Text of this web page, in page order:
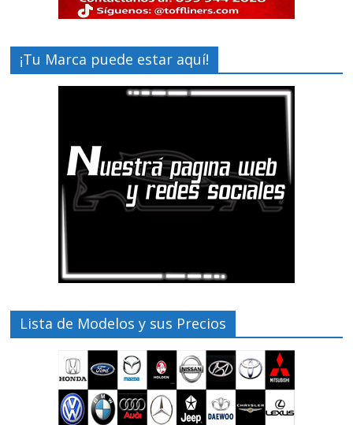
¡Tu Marca puede estar aquí!
Lista de Modelos y sus Precios